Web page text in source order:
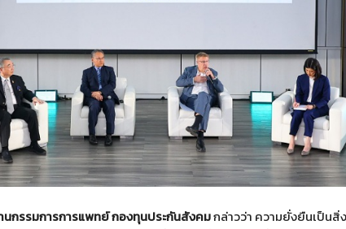
นกรรมการการแพทย์ กองทุนประกันสังคมกล่าวว่า ความยั่งยืนเป็นสิ่